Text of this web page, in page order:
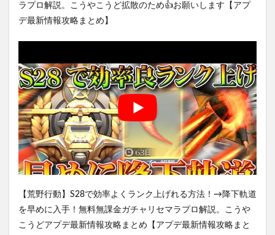
ラプロ解説。こうやこうど拡散のため👍お願いします【アプ
デ最新情報攻略まとめ】
【荒野行動】S28で効率よくランク上げれる方法！→降下軌道
を早めに入手！無料無課金ガチャリセマラプロ解説。こうや
こうどアプデ最新情報攻略まとめ【アプデ最新情報攻略まと